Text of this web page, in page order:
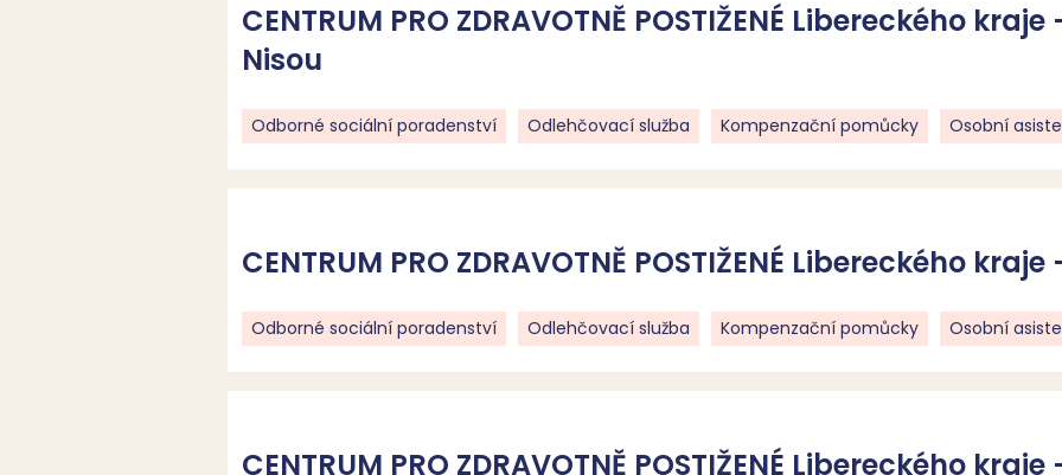
CENTRUM PRO ZDRAVOTNĚ POSTIŽENÉ Libereckého
Nisou
Odborné sociální poradenství Odlehčovací služba Kompenzační pomůcky Osobní
CENTRUM PRO ZDRAVOTNĚ POSTIŽENÉ Libereckého
Odborné sociální poradenství Odlehčovací služba Kompenzační pomůcky Osobní
CENTRUM PRO ZDRAVOTNĚ POSTIŽENÉ Libereckého